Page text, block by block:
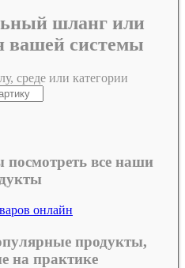
шланг или
вашей системы
среде или категории
все наши
онлайн
продукты,
на практике